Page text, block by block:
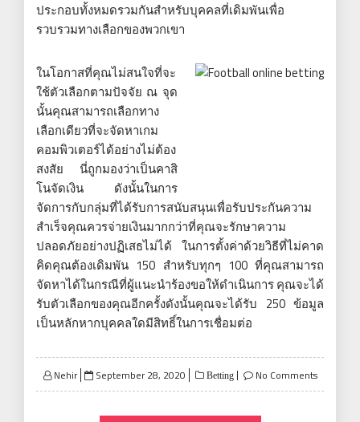
ประกอบทั้งหมดรวมกันสำหรับบุคคลที่เดิมพันเพื่อ
รวบรวมทางเลือกของพวกเขา
ในโอกาสที่คุณไม่สนใจที่จะ
ใช้ตัวเลือกตามปัจจัย ณ จุด
นั้นคุณสามารถเลือกทาง
เลือกเดียวที่จะจัดหาเกม
คอมพิวเตอร์ได้อย่างไม่ต้อง
สงสัย นี่ถูกมองว่าเป็นคาสิ
โนจัดเงิน ดังนั้นในการ
จัดการกับกลุ่มที่ได้รับการสนับสนุนเพื่อรับประกันความ
สำเร็จคุณควรจ่ายเงินมากกว่าที่คุณจะรักษาความ
ปลอดภัยอย่างปฏิเสธไม่ได้ ในการตั้งค่าด้วยวิธีที่ไม่คาด
คิดคุณต้องเดิมพัน 150 สำหรับทุกๆ 100 ที่คุณสามารถ
จัดหาได้ในกรณีที่ผู้แนะนำร้องขอให้ดำเนินการ คุณจะได้
รับตัวเลือกของคุณอีกครั้งดังนั้นคุณจะได้รับ 250 ข้อมูล
เป็นหลักหากบุคคลใดมีสิทธิ์ในการเชื่อมต่อ
Nehir
Posted
on
September 28, 2020 Betting No Comments